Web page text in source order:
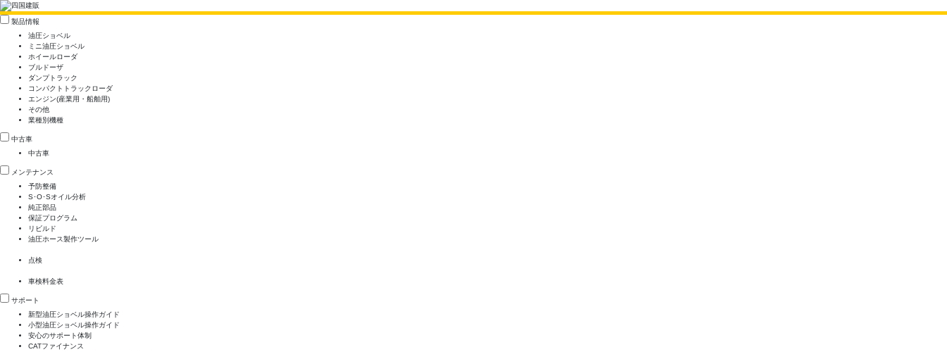
製品情報
油圧ショベル
ミニ油圧ショベル
ホイールローダ
ブルドーザ
ダンプトラック
コンパクトトラックローダ
エンジン(産業用・船舶用)
その他
業種別機種
中古車
中古車
メンテナンス
予防整備
S･O･Sオイル分析
純正部品
保証プログラム
リビルド
油圧ホース製作ツール
点検
車検料金表
サポート
新型油圧ショベル操作ガイド
小型油圧ショベル操作ガイド
安心のサポート体制
CATファイナンス